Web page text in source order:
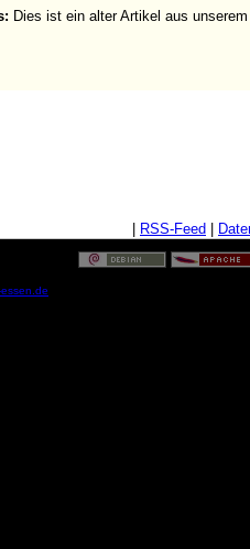
Dies ist ein alter Artikel aus unserem
RSS-Feed
essen.de